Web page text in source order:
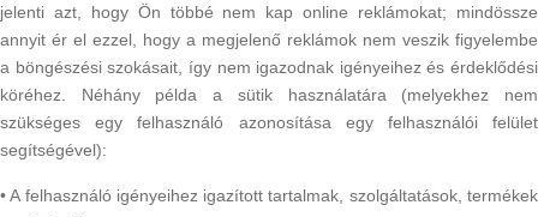
jelenti azt, hogy Ön többé nem kap online reklámokat; mindössze
annyit ér el ezzel, hogy a megjelenő reklámok nem veszik figyelembe
a böngészési szokásait, így nem igazodnak igényeihez és érdeklődési
köréhez. Néhány példa a sütik használatára (melyekhez nem
szükséges egy felhasználó azonosítása egy felhasználói felület
segítségével):
• A felhasználó igényeihez igazított tartalmak, szolgáltatások, termékek